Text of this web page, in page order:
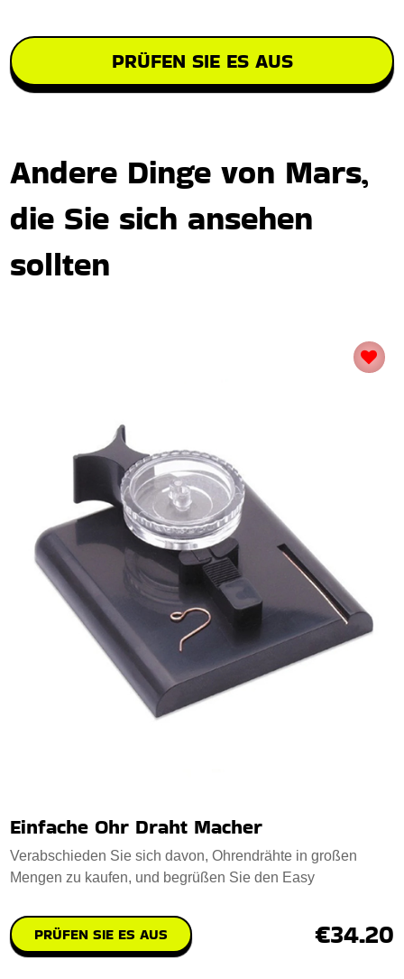
PRÜFEN SIE ES AUS
Andere Dinge von Mars,
die Sie sich ansehen
sollten
Einfache Ohr Draht Macher
Verabschieden Sie sich davon, Ohrendrähte in großen
Mengen zu kaufen, und begrüßen Sie den Easy
PRÜFEN SIE ES AUS €34.20